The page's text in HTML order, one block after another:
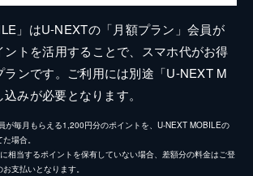
」はU-NEXTの「月額プラン」会員が
トを活用することで、スマホ代がお得
ランです。ご利用には別途「U-NEXT M
みが必要となります。
が毎月もらえる1,200円分のポイントを、U-NEXT MOBILEの
場合。
相当するポイントを保有していない場合、差額分の料金はご登
支払いとなります。